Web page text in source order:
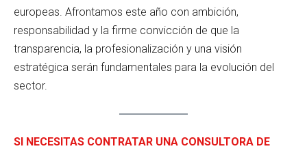
europeas. Afrontamos este año con ambición,
responsabilidad y la firme convicción de que la
transparencia, la profesionalización y una visión
estratégica serán fundamentales para la evolución del
sector.
SI NECESITAS CONTRATAR UNA CONSULTORA DE